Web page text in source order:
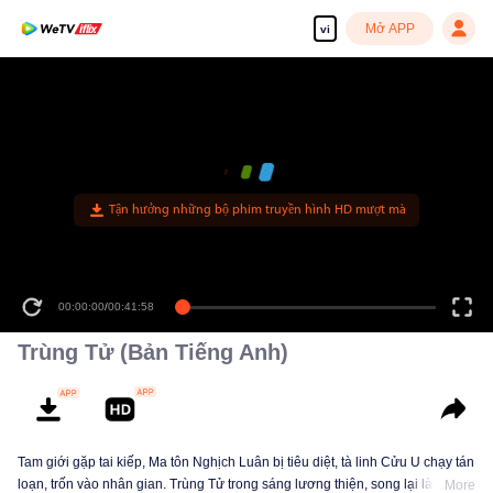
vi Mở APP
Tận hưởng những bộ phim truyền hình HD mượt mà
00:00:00/00:41:58
Trùng Tử (Bản Tiếng Anh)
Tam giới gặp tai kiếp, Ma tôn Nghịch Luân bị tiêu diệt, tà linh Cửu U chạy tán
loạn, trốn vào nhân gian. Trùng Tử trong sáng lương thiện, song lại là con
More